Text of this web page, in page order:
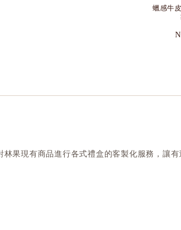
蠟感牛
果現有商品進行各式禮盒的客製化服務，讓